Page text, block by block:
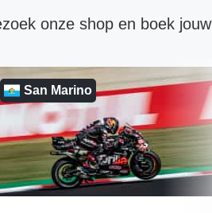
onze shop en boek jouw
San Marino